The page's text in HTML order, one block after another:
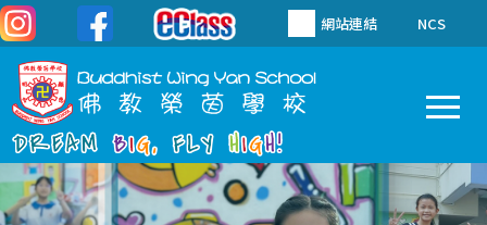
移至主內容 網站連結 NCS
Main